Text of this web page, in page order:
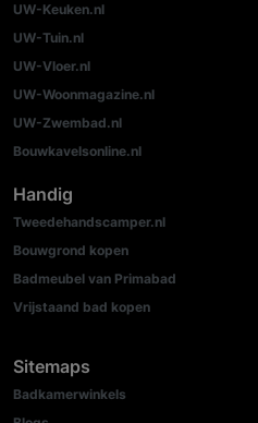
UW-Keuken.nl
UW-Tuin.nl
UW-Vloer.nl
UW-Woonmagazine.nl
UW-Zwembad.nl
Bouwkavelsonline.nl
Handig
Tweedehandscamper.nl
Bouwgrond kopen
Badmeubel van Primabad
Vrijstaand bad kopen
Sitemaps
Badkamerwinkels